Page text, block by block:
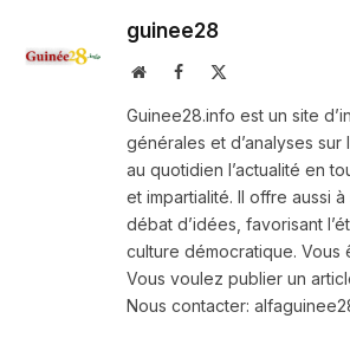
guinee28
WebsiteFacebook
Guinee28.info est un site
générales et d’analyses sur
au quotidien l’actualité en
et impartialité. Il offre aussi
débat d’idées, favorisant
culture démocratique. Vous
Vous voulez publier un
Nous contacter: